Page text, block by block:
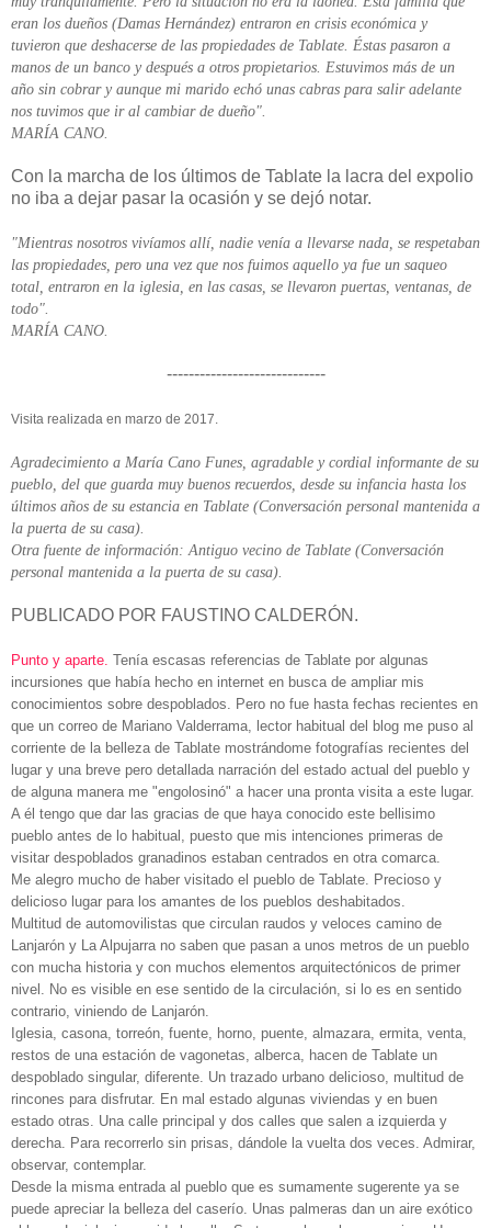
eran los dueños (Damas Hernández) entraron en crisis económica y
tuvieron que deshacerse de las propiedades de Tablate. Éstas pasaron a
manos de un banco y después a otros propietarios. Estuvimos más de un
año sin cobrar y aunque mi marido echó unas cabras para salir adelante
nos tuvimos que ir al cambiar de dueño".
MARÍA CANO.
Con la marcha de los últimos de Tablate la lacra del expolio
no iba a dejar pasar la ocasión y se dejó notar.
"Mientras nosotros vivíamos allí, nadie venía a llevarse nada, se respetaban
las propiedades, pero una vez que nos fuimos aquello ya fue un saqueo
total, entraron en la iglesia, en las casas, se llevaron puertas, ventanas, de
todo".
MARÍA CANO.
-----------------------------
Visita realizada en marzo de 2017.
Agradecimiento a María Cano Funes, agradable y cordial informante de su
pueblo, del que guarda muy buenos recuerdos, desde su infancia hasta los
últimos años de su estancia en Tablate (Conversación personal mantenida a
la puerta de su casa).
Otra fuente de información: Antiguo vecino de Tablate (Conversación
personal mantenida a la puerta de su casa).
PUBLICADO POR FAUSTINO CALDERÓN.
Punto y aparte. Tenía escasas referencias de Tablate por algunas
incursiones que había hecho en internet en busca de ampliar mis
conocimientos sobre despoblados. Pero no fue hasta fechas recientes en
que un correo de Mariano Valderrama, lector habitual del blog me puso al
corriente de la belleza de Tablate mostrándome fotografías recientes del
lugar y una breve pero detallada narración del estado actual del pueblo y
de alguna manera me "engolosinó" a hacer una pronta visita a este lugar.
A él tengo que dar las gracias de que haya conocido este bellisimo
pueblo antes de lo habitual, puesto que mis intenciones primeras de
visitar despoblados granadinos estaban centrados en otra comarca.
Me alegro mucho de haber visitado el pueblo de Tablate. Precioso y
delicioso lugar para los amantes de los pueblos deshabitados.
Multitud de automovilistas que circulan raudos y veloces camino de
Lanjarón y La Alpujarra no saben que pasan a unos metros de un pueblo
con mucha historia y con muchos elementos arquitectónicos de primer
nivel. No es visible en ese sentido de la circulación, si lo es en sentido
contrario, viniendo de Lanjarón.
Iglesia, casona, torreón, fuente, horno, puente, almazara, ermita, venta,
restos de una estación de vagonetas, alberca, hacen de Tablate un
despoblado singular, diferente. Un trazado urbano delicioso, multitud de
rincones para disfrutar. En mal estado algunas viviendas y en buen
estado otras. Una calle principal y dos calles que salen a izquierda y
derecha. Para recorrerlo sin prisas, dándole la vuelta dos veces. Admirar,
observar, contemplar.
Desde la misma entrada al pueblo que es sumamente sugerente ya se
puede apreciar la belleza del caserío. Unas palmeras dan un aire exótico